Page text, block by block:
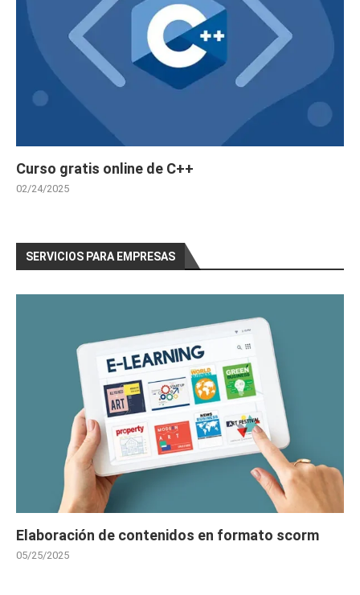
Curso gratis online de C++
02/24/2025
SERVICIOS PARA EMPRESAS
Elaboración de contenidos en formato scorm
05/25/2025